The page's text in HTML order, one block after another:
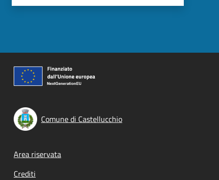
Comune di Castellucchio
Footer menu
Area riservata
Crediti